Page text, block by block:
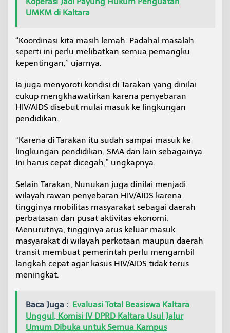
UMKM di Kaltara
“Koordinasi kita masih lemah. Padahal masalah
seperti ini perlu melibatkan semua pemangku
kepentingan,” ujarnya.
Ia juga menyoroti kondisi di Tarakan yang dinilai
cukup mengkhawatirkan karena penyebaran
HIV/AIDS disebut mulai masuk ke lingkungan
pendidikan.
“Karena di Tarakan itu sudah sampai masuk ke
lingkungan pendidikan, SMA dan lain sebagainya.
Ini harus cepat dicegah,” ungkapnya.
Selain Tarakan, Nunukan juga dinilai menjadi
wilayah rawan penyebaran HIV/AIDS karena
tingginya mobilitas masyarakat sebagai daerah
perbatasan dan pusat aktivitas ekonomi.
Menurutnya, tingginya arus keluar masuk
masyarakat di wilayah perkotaan maupun daerah
transit membuat pemerintah perlu mengambil
langkah cepat agar kasus HIV/AIDS tidak terus
meningkat.
Baca Juga : Evaluasi Total Beasiswa Kaltara
Unggul, Komisi IV DPRD Kaltara Usul Jalur
Umum Dibuka untuk Semua Kampus